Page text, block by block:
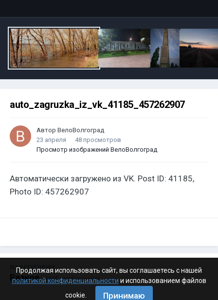
auto_zagruzka_iz_vk_41185_457262907
Автор ВелоВолгоград
23 апреля
48 просмотров
Просмотр изображений ВелоВолгоград
Автоматически загружено из VK. Post ID: 41185,
Photo ID: 457262907
ИЗ КАТЕГОРИИ:
Разное · 4 199 изображений
Продолжая использовать сайт, вы соглашаетесь с нашей
политикой конфиденциальности и использованием файлов
cookie.
Принимаю